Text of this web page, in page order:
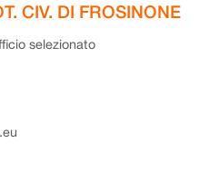
CIV. DI FROSINONE
selezionato